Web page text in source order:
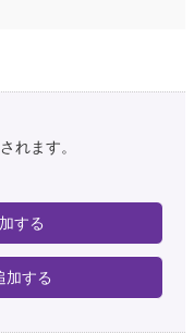
れます。
する
加する